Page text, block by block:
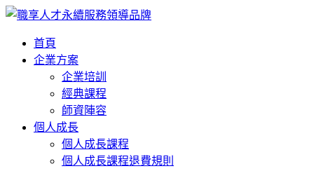
首頁
企業方案
企業培訓
經典課程
師資陣容
個人成長
個人成長課程
個人成長課程退費規則